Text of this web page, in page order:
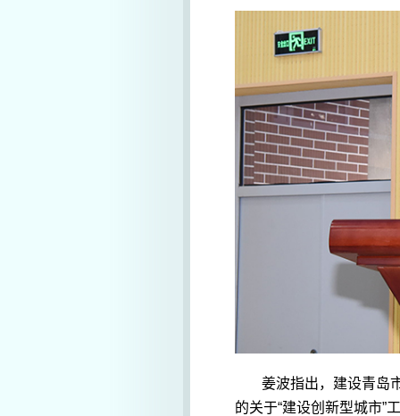
姜波指出，建设青岛
的关于“建设创新型城市”